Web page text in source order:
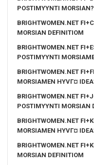
POSTIMYYNTI MORSIAN?
BRIGHTWOMEN.NET
MORSIAN DEFINITIOM
BRIGHTWOMEN.NET
POSTIMYYNTI
BRIGHTWOMEN.NET
MORSIAMEN HYVГ¤
BRIGHTWOMEN.NET
POSTIMYYNTI MORSIAN
BRIGHTWOMEN.NET
MORSIAMEN HYVГ¤
BRIGHTWOMEN.NET
MORSIAN DEFINITIOM